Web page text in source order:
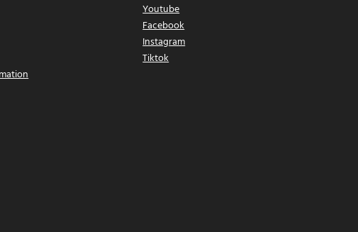
Youtube
Facebook
Instagram
Tiktok